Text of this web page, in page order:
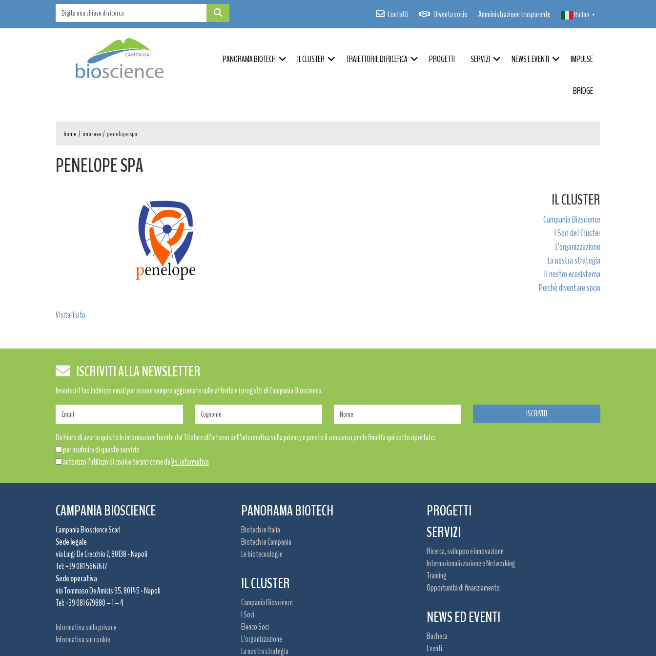
Contatti Diventa socio Amministrazione trasparente Italian ▼
PANORAMA BIOTECH IL CLUSTER TRAIETTORIE DI RICERCA PROGETTI SERVIZI NEWS E EVENTI IMPULSE
BRIDGE
home / imprese / penelope spa
PENELOPE SPA
Visita il sito
IL CLUSTER
Campania Bioscience
I Soci del Cluster
L’organizzazione
La nostra strategia
Il nostro ecosistema
Perchè diventare socio
ISCRIVITI ALLA NEWSLETTER
Inserisci il tuo indirizzo email per essere sempre aggiornate sulle attività e i progetti di Campania Bioscience.
Dichiaro di aver acquisito le informazioni fornite dal Titolare all’interno dell’informativa sulla privacye presto il consenso per le finalità qui sotto riportate:
per usufruire di questo servizio
autorizzo l’utilizzo di cookie tecnici come daVs. informativa
CAMPANIA BIOSCIENCE
Campania Bioscience Scarl
Sede legale
via Luigi De Crecchio 7, 80138 - Napoli
Tel: +39 081 5667677
Sede operativa
via Tommaso De Amicis 95, 80145 - Napoli
Tel: +39 081 679880 – 1 – 4
Informativa sulla privacy
Informativa sui cookie
PANORAMA BIOTECH
Biotech in Italia
Biotech in Campania
Le biotecnologie
IL CLUSTER
Campania Bioscience
I Soci
Elenco Soci
L’organizzazione
La nostra strategia
PROGETTI
SERVIZI
Ricerca, sviluppo e innovazione
Internazionalizzazione e Networking
Training
Opportunità di finanziamento
NEWS ED EVENTI
Bacheca
Eventi